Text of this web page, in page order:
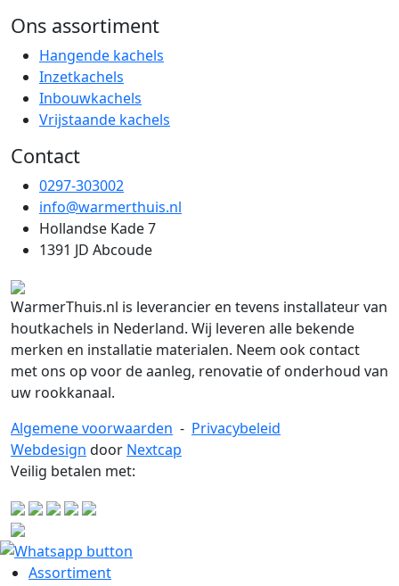
Ons assortiment
Hangende kachels
Inzetkachels
Inbouwkachels
Vrijstaande kachels
Contact
0297-303002
info@warmerthuis.nl
Hollandse Kade 7
1391 JD Abcoude
WarmerThuis.nl is leverancier en tevens installateur van
houtkachels in Nederland. Wij leveren alle bekende
merken en installatie materialen. Neem ook contact
met ons op voor de aanleg, renovatie of onderhoud van
uw rookkanaal.
Algemene voorwaarden - Privacybeleid
Webdesign door Nextcap
Veilig betalen met:
Assortiment